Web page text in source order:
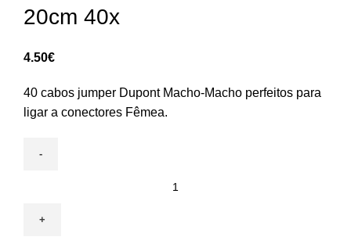
20cm 40x
4.50€
40 cabos jumper Dupont Macho-Macho perfeitos para
ligar a conectores Fêmea.
Male-